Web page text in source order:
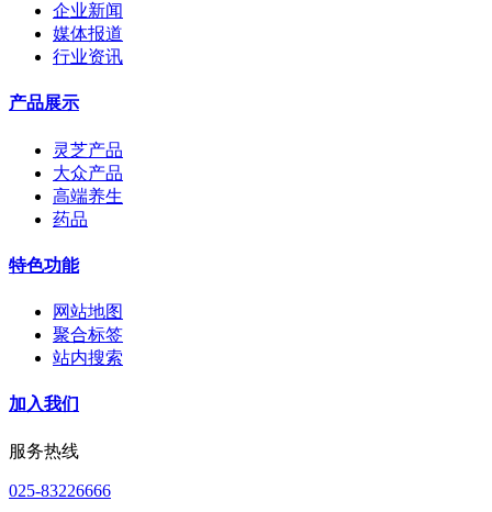
企业新闻
媒体报道
行业资讯
产品展示
灵芝产品
大众产品
高端养生
药品
特色功能
网站地图
聚合标签
站内搜索
加入我们
服务热线
025-83226666